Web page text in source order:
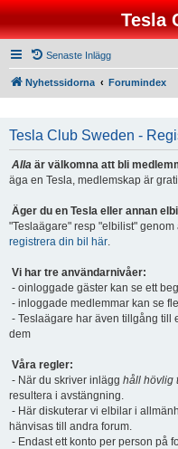
Tesla
Senaste Inlägg
Nyhetssidorna Forumindex
Tesla Club Sweden -
Alla är välkomna att bli
äga en Tesla, medlemskap är
Äger du en Tesla eller annan elbil
"Teslaägare" resp "elbilist"
registrera din bil här.
Vi har tre användarnivåer:
- oinloggade gäster kan se ett
- inloggade medlemmar kan se
- Teslaägare har även tillgång till
dem
Våra regler:
- När du skriver inlägg håll hövlig
resultera i avstängning.
- Här diskuterar vi elbilar i
hänvisas till andra forum.
- Endast ett konto per person på